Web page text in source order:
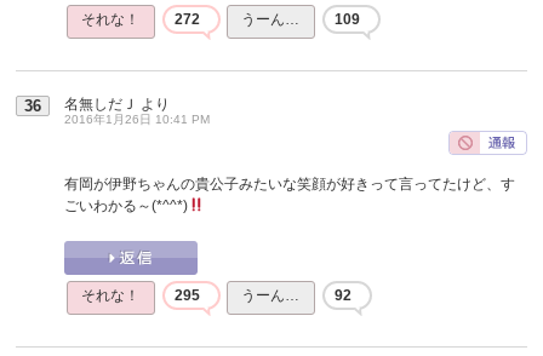
それな！ 272 うーん… 109
36 名無しだＪ より
2016年1月26日 10:41 PM
有岡が伊野ちゃんの貴公子みたいな笑顔が好きって言ってたけど、す
ごいわかる～(*^^*)
それな！ 295 うーん… 92